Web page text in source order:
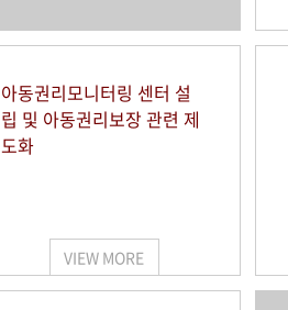
아동권리모니터링 센터 설
립 및 아동권리보장 관련 제
도화
VIEW MORE